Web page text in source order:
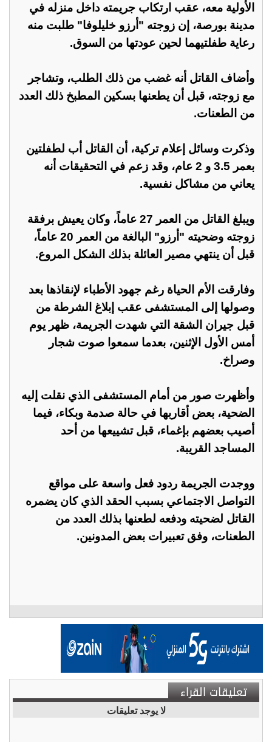
الأولية معه، عقب ارتكاب جريمته داخل منزله في
مدينة بورصة، إن زوجته "أرزو خليلوفا" طلبت منه
رعاية طفلتيهما لحين عودتها من السوق.
وأضاف القاتل أنه غضب من ذلك الطلب، وتشاجر
مع زوجته، قبل أن يطعنها بسكين المطبخ ذلك العدد
من الطعنات.
وذكرت وسائل إعلام تركية، أن القاتل أب لطفلتين
بعمر 3.5 و 2 عام، وقد زعم في التحقيقات أنه
يعاني من مشاكل نفسية.
ويبلغ القاتل من العمر 27 عاماً، وكان يعيش برفقة
زوجته وضحيته "أرزو" البالغة من العمر 20 عاماً،
قبل أن ينتهي مصير العائلة بذلك الشكل المروع.
وفارقت الأم الحياة رغم جهود الأطباء لإنقاذها بعد
وصولها إلى المستشفى عقب إبلاغ الشرطة من
قبل جيران الشقة التي شهدت الجريمة، ظهر يوم
أمس الأول الإثنين، بعدما سمعوا صوت شجار
وصراخ.
وأظهرت صور من أمام المستشفى الذي نقلت إليه
الضحية، بعض أقاربها في حالة صدمة وبكاء، فيما
أصيب بعضهم بإغماء، قبل تشييعها من أحد
المساجد القريبة.
ووجدت الجريمة ردود فعل واسعة على مواقع
التواصل الاجتماعي بسبب الحقد الذي كان يضمره
القاتل لضحيته ودفعه لطعنها بذلك العدد من
الطعنات، وفق تعبيرات بعض المدونين.
تعليقات القراء
لا يوجد تعليقات